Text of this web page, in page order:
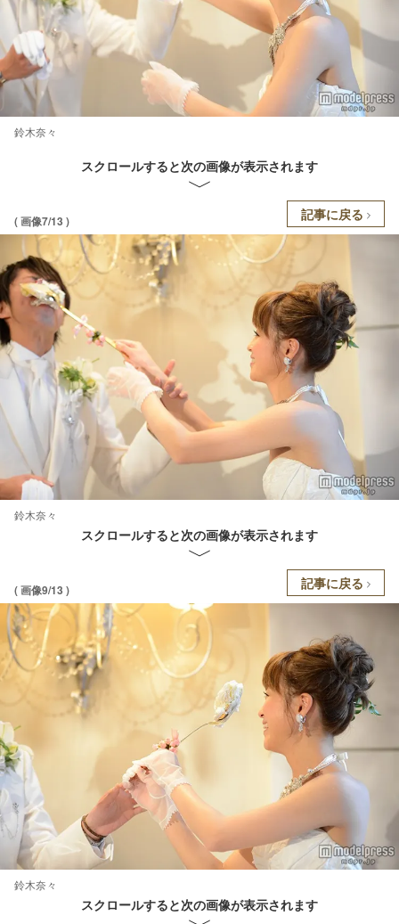
鈴木奈々
スクロールすると次の画像が表示されます
( 画像7/13 ) 記事に戻る
鈴木奈々
スクロールすると次の画像が表示されます
( 画像9/13 ) 記事に戻る
鈴木奈々
スクロールすると次の画像が表示されます